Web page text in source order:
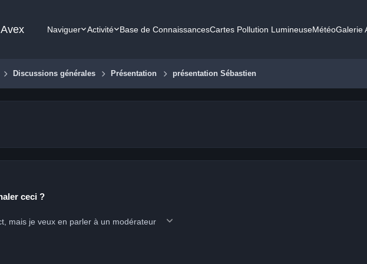
Naviguer Activité Base de ConnaissancesCartes Pollution LumineuseMétéoGalerie
Discussions générales Présentation présentation Sébastien
ceci ?